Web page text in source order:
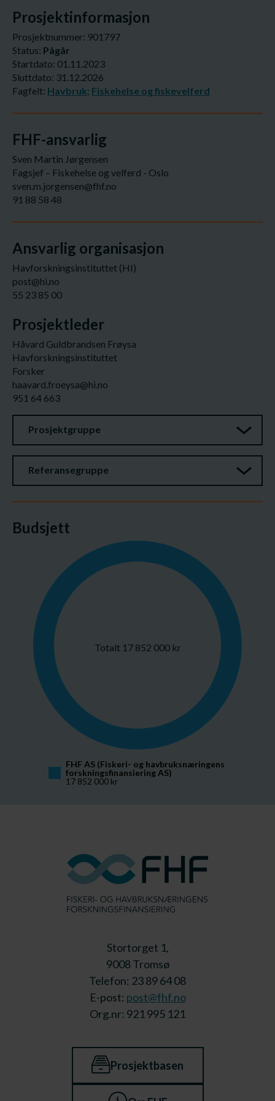
Prosjektinformasjon
Prosjektnummer: 901797
Status: Pågår
Startdato: 01.11.2023
Sluttdato: 31.12.2026
Fagfelt: Havbruk; Fiskehelse og fiskevelferd
FHF-ansvarlig
Sven Martin Jørgensen
Fagsjef – Fiskehelse og velferd - Oslo
sven.m.jorgensen@fhf.no
91 88 58 48
Ansvarlig organisasjon
Havforskningsinstituttet (HI)
post@hi.no
55 23 85 00
Prosjektleder
Håvard Guldbrandsen Frøysa
Havforskningsinstituttet
Forsker
haavard.froeysa@hi.no
951 64 663
Prosjektgruppe
Referansegruppe
Budsjett
Totalt 17 852 000 kr
FHF AS (Fiskeri- og havbruksnæringens
forskningsfinansiering AS)
17 852 000 kr
Stortorget 1,
9008 Tromsø
Telefon: 23 89 64 08
E-post: post@fhf.no
Org.nr: 921 995 121
Prosjektbasen